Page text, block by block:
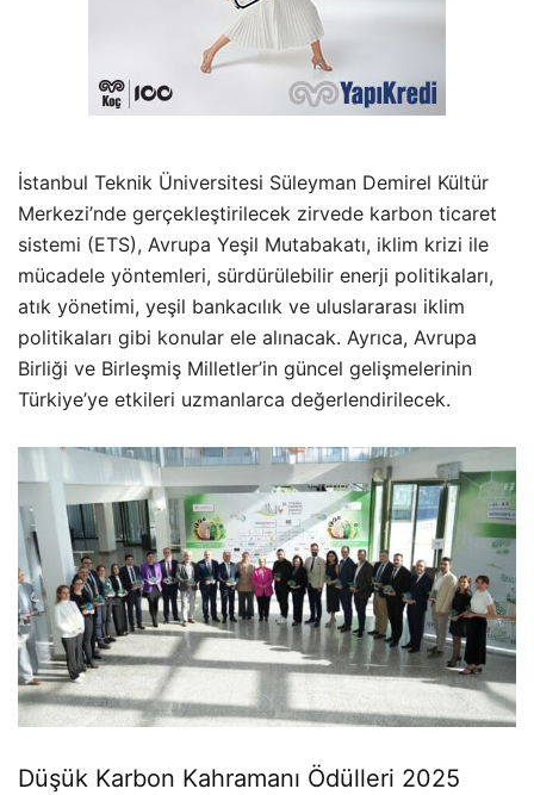
İstanbul Teknik Üniversitesi Süleyman Demirel Kültür
Merkezi’nde gerçekleştirilecek zirvede karbon ticaret
sistemi (ETS), Avrupa Yeşil Mutabakatı, iklim krizi ile
mücadele yöntemleri, sürdürülebilir enerji politikaları,
atık yönetimi, yeşil bankacılık ve uluslararası iklim
politikaları gibi konular ele alınacak. Ayrıca, Avrupa
Birliği ve Birleşmiş Milletler’in güncel gelişmelerinin
Türkiye’ye etkileri uzmanlarca değerlendirilecek.
Düşük Karbon Kahramanı Ödülleri 2025